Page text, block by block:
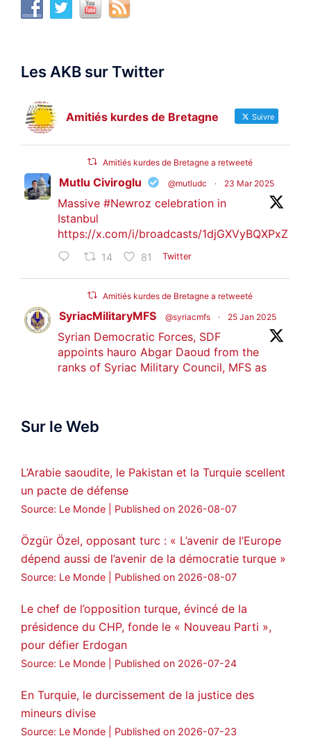
Les AKB sur Twitter
Amitiés kurdes de Bretagne Suivre
Amitiés kurdes de Bretagne a retweeté
Mutlu Civiroglu @mutludc · 23 Mar 2025
Massive #Newroz celebration in
Istanbul
https://x.com/i/broadcasts/1djGXVyBQXPxZ
14 81 Twitter
Amitiés kurdes de Bretagne a retweeté
SyriacMilitaryMFS @syriacmfs · 25 Jan 2025
Syrian Democratic Forces, SDF
appoints hauro Abgar Daoud from the
ranks of Syriac Military Council, MFS as
ܟܫܝܪܘܬܐ ܒܘܠܝܬܐ ܚܘܪܐ ܐܒܓܪ
Amitiés kurdes de Bretagne a retweeté
MedyaNews @medyanews_ · 24 Jan 2025
🔴DEM Party Imrali delegation made a
statement on Abdullah Öcalan meeting
#AbdullahÖcalan #PeaceProcess
🔗https://medyanews.rs/h4lwBwQ
3
Sur le Web
L’Arabie saoudite, le Pakistan et la Turquie scellent
un pacte de défense
Source: Le Monde Published on 2026-08-07
Özgür Özel, opposant turc : « L’avenir de l’Europe
dépend aussi de l’avenir de la démocratie turque »
Source: Le Monde Published on 2026-08-07
Le chef de l’opposition turque, évincé de la
présidence du CHP, fonde le « Nouveau Parti »,
pour défier Erdogan
Source: Le Monde Published on 2026-07-24
En Turquie, le durcissement de la justice des
mineurs divise
Source: Le Monde Published on 2026-07-23